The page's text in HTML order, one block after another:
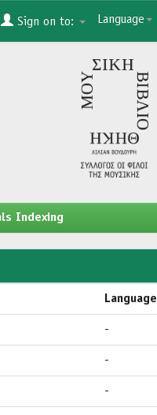
Language
Sign on to:
Indexing
Language
-
-
-